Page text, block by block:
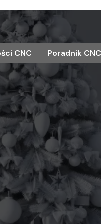
CNC Poradnik CNC